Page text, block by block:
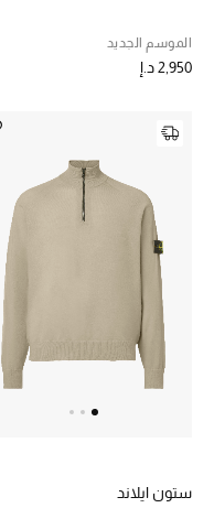
الموسم الجديد
الحقائب النسائية
أحذية النسائية
الرجال
الجمال
الأطفال
الموسم الجديد
2,950 د.إ
ستون ايلاند